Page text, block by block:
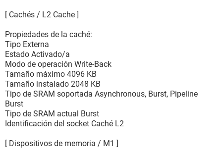
[ Cachés / L2 Cache ]
Propiedades de la caché:
Tipo Externa
Estado Activado/a
Modo de operación Write-Back
Tamaño máximo 4096 KB
Tamaño instalado 2048 KB
Tipo de SRAM soportada Asynchronous, Burst, Pipeline
Burst
Tipo de SRAM actual Burst
Identificación del socket Caché L2
[ Dispositivos de memoria / M1 ]